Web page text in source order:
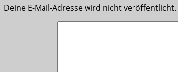
Deine E-Mail-Adresse wird nicht veröffentlicht.